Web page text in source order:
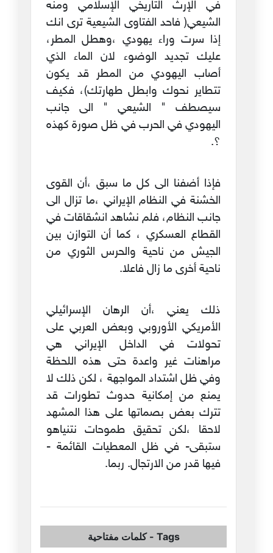
في الإرث التاريخي الإسلامي ومنه
الشيعي( فاحد الفتاوى الشيعية ترى انك
إذا سرت وراء يهودي ،وهطل المطر،
عليك تجديد الوضوء لان الماء الذي
أصاب اليهودي من المطر قد يكون
تتطاير نحوك وابطل طهارتك)، فكيف
سيصطف " الشيعي " الى جانب
اليهودي في الحرب في ظل صورة كهذه
؟.
فإذا أضفنا الى كل ما سبق ،أن القوى
الخشنة في النظام الإيراني ،ما تزال الى
جانب النظام، فلم نشاهد انشقاقات في
القطاع العسكري ، كما أن التوازن بين
الجيش من ناحية والحرس الثوري من
ناحية أخرى ما زال فاعلا.
ذلك يعني ،أن الرهان الإسرائيلي
الأمريكي الأوروبي وبعض العربي على
تحولات في الداخل الإيراني هي
مراهنات غير واعدة حتى هذه اللحظة
وفي ظل اشتداد المواجهة ، لكن ذلك لا
يمنع من إمكانية حدوث تطورات قد
تترك بعض بصماتها على هذا المشهد
لاحقا ،لكن تحقيق طموحات نتنياهو
ستبقى- في ظل المعطيات القائمة -
فيها قدر من الارتجال. ربما.
Tags
-كلمات مفتاحية